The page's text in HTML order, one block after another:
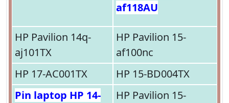
af118AU
HP Pavilion 14q-
aj101TX
HP Pavilion 15-
af100nc
HP 17-AC001TX
HP 15-BD004TX
Pin laptop HP 14-
HP Pavilion 15-